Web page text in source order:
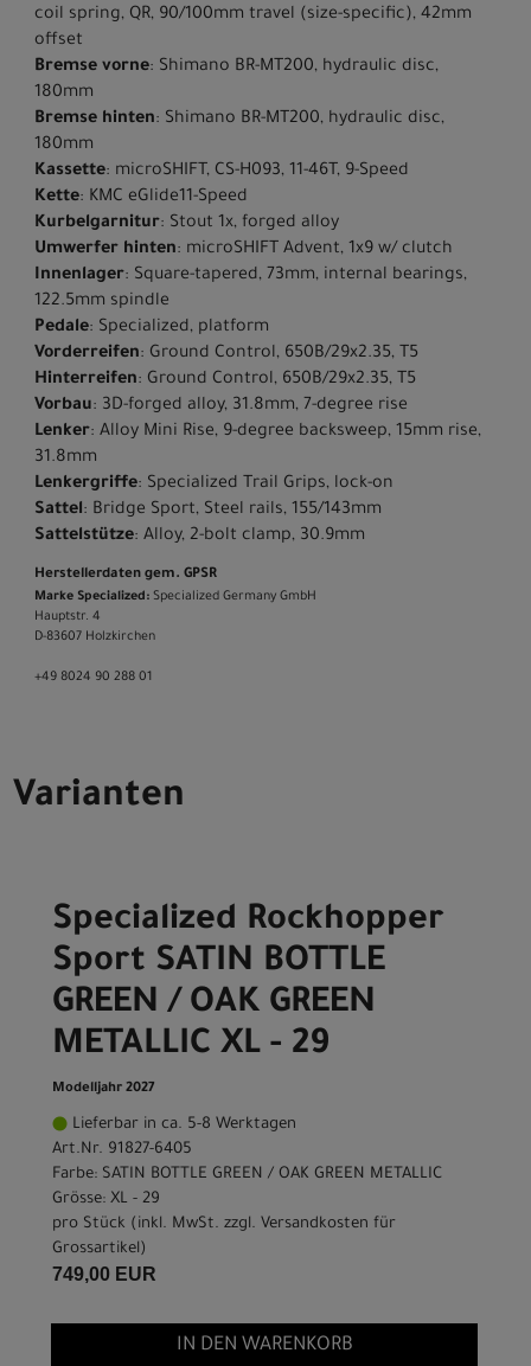
coil spring, QR, 90/100mm travel (size-specific), 42mm
offset
Bremse vorne: Shimano BR-MT200, hydraulic disc,
180mm
Bremse hinten: Shimano BR-MT200, hydraulic disc,
180mm
Kassette: microSHIFT, CS-H093, 11-46T, 9-Speed
Kette: KMC eGlide11-Speed
Kurbelgarnitur: Stout 1x, forged alloy
Umwerfer hinten: microSHIFT Advent, 1x9 w/ clutch
Innenlager: Square-tapered, 73mm, internal bearings,
122.5mm spindle
Pedale: Specialized, platform
Vorderreifen: Ground Control, 650B/29x2.35, T5
Hinterreifen: Ground Control, 650B/29x2.35, T5
Vorbau: 3D-forged alloy, 31.8mm, 7-degree rise
Lenker: Alloy Mini Rise, 9-degree backsweep, 15mm rise,
31.8mm
Lenkergriffe: Specialized Trail Grips, lock-on
Sattel: Bridge Sport, Steel rails, 155/143mm
Sattelstütze: Alloy, 2-bolt clamp, 30.9mm
Herstellerdaten gem. GPSR
Marke Specialized: Specialized Germany GmbH
Hauptstr. 4
D-83607 Holzkirchen
+49 8024 90 288 01
Varianten
Specialized Rockhopper
Sport SATIN BOTTLE
GREEN / OAK GREEN
METALLIC XL - 29
Modelljahr 2027
Lieferbar in ca. 5-8 Werktagen
Art.Nr. 91827-6405
Farbe: SATIN BOTTLE GREEN / OAK GREEN METALLIC
Grösse: XL - 29
pro Stück (inkl. MwSt. zzgl. Versandkosten für
Grossartikel)
749,00 EUR
IN DEN WARENKORB